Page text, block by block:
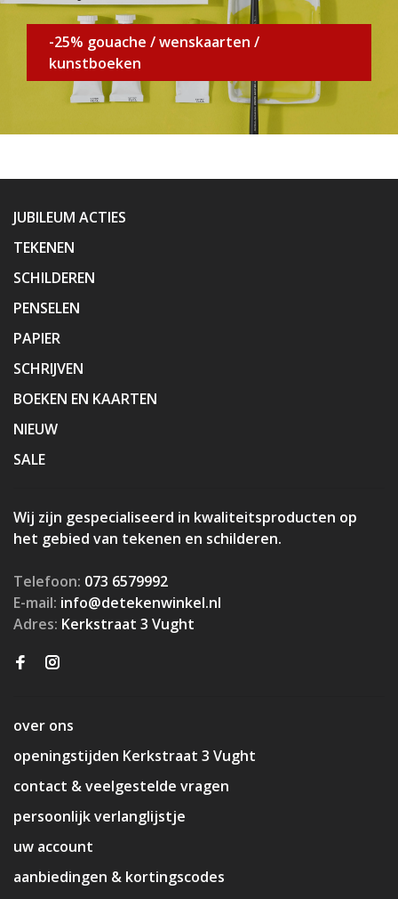
-25% gouache / wenskaarten /
kunstboeken
JUBILEUM ACTIES
TEKENEN
SCHILDEREN
PENSELEN
PAPIER
SCHRIJVEN
BOEKEN EN KAARTEN
NIEUW
SALE
Wij zijn gespecialiseerd in kwaliteitsproducten op
het gebied van tekenen en schilderen.
Telefoon: 073 6579992
E-mail: info@detekenwinkel.nl
Adres: Kerkstraat 3 Vught
over ons
openingstijden Kerkstraat 3 Vught
contact & veelgestelde vragen
persoonlijk verlanglijstje
uw account
aanbiedingen & kortingscodes